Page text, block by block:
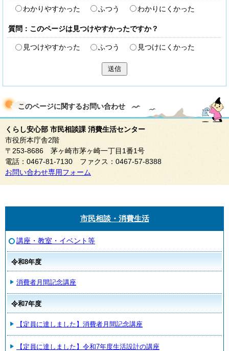
わかりやすかった ふつう わかりにくかった
質問：このページは見つけやすかったですか？
見つけやすかった ふつう 見つけにくかった
送信
このページに関するお問い合わせ
くらし安心部 市民相談課 消費生活センター
市役所本庁舎2階
〒253-8686 茅ヶ崎市茅ヶ崎一丁目1番1号
電話：0467-81-7130 ファクス：0467-57-8388
お問い合わせ専用フォーム
市民相談・消費生活
講座・教室・イベント等
令和8年度
消費者月間記念講座
令和7年度
【定員に達しました】消費者月間記念講座
【定員に達しました】令和7年度生活設計の講座